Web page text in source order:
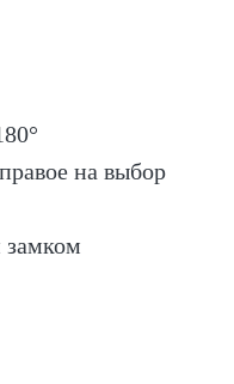
на выбор